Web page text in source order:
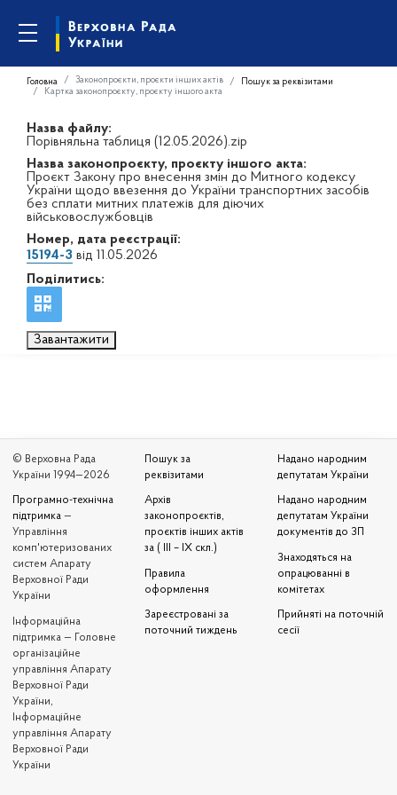
Головна Законопроєкти, проєкти інших актів
Пошук за реквізитами
Картка законопроєкту, проєкту іншого акта
Назва файлу:
Порівняльна таблиця (12.05.2026).zip
Назва законопроєкту, проєкту іншого акта:
Проєкт Закону про внесення змін до Митного кодексу
України щодо ввезення до України транспортних засобів
без сплати митних платежів для діючих
військовослужбовців
Номер, дата реєстрації:
15194-3 від 11.05.2026
Поділитись:
Завантажити
© Верховна Рада
України 1994—2026
Програмно-технічна
підтримка —
Управління
комп'ютеризованих
систем Апарату
Верховної Ради
України
Iнформаційна
підтримка — Головне
організаційне
управління Апарату
Верховної Ради
України,
Інформаційне
управління Апарату
Верховної Ради
України
Пошук за
реквізитами
Архів
законопроєктів,
проєктів інших актів
за ( III – IX скл.)
Правила
оформлення
Зареєстровані за
поточний тиждень
Надано народним
депутатам України
Надано народним
депутатам України
документів до ЗП
Знаходяться на
опрацюванні в
комітетах
Прийняті на поточній
сесії